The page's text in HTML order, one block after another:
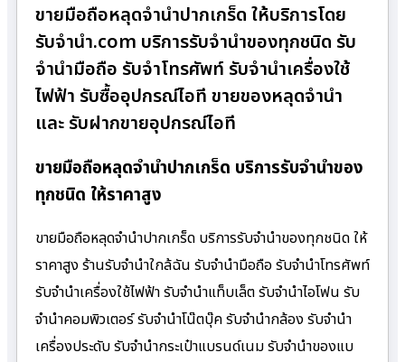
ขายมือถือหลุดจำนำปากเกร็ด ให้บริการโดย
รับจํานํา.com บริการรับจำนำของทุกชนิด รับ
จำนำมือถือ รับจำโทรศัพท์ รับจำนำเครื่องใช้
ไฟฟ้า รับซื้ออุปกรณ์ไอที ขายของหลุดจำนำ
และ รับฝากขายอุปกรณ์ไอที
ขายมือถือหลุดจำนำปากเกร็ด บริการรับจำนำของ
ทุกชนิด ให้ราคาสูง
ขายมือถือหลุดจำนำปากเกร็ด บริการรับจำนำของทุกชนิด ให้
ราคาสูง ร้านรับจํานําใกล้ฉัน รับจำนำมือถือ รับจำนำโทรศัพท์
รับจำนำเครื่องใช้ไฟฟ้า รับจำนำแท็บเล็ต รับจำนำไอโฟน รับ
จำนำคอมพิวเตอร์ รับจำนำโน๊ตบุ๊ค รับจำนำกล้อง รับจำนำ
เครื่องประดับ รับจำนำกระเป๋าแบรนด์เนม รับจำนำของแบ